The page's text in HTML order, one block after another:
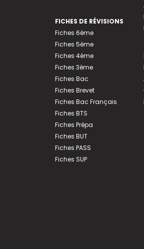
FICHES DE RÉVISIONS
Fiches 6ème
Fiches 5ème
Fiches 4ème
Fiches 3ème
Fiches Bac
Fiches Brevet
Fiches Bac Français
Fiches BTS
Fiches Prépa
Fiches BUT
Fiches PASS
Fiches SUP